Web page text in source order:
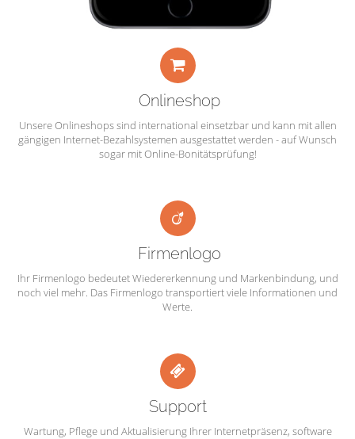
Onlineshop
Unsere Onlineshops sind international einsetzbar und kann mit allen
gängigen Internet-Bezahlsystemen ausgestattet werden - auf Wunsch
sogar mit Online-Bonitätsprüfung!
Firmenlogo
Ihr Firmenlogo bedeutet Wiedererkennung und Markenbindung, und
noch viel mehr. Das Firmenlogo transportiert viele Informationen und
Werte.
Support
Wartung, Pflege und Aktualisierung Ihrer Internetpräsenz, software